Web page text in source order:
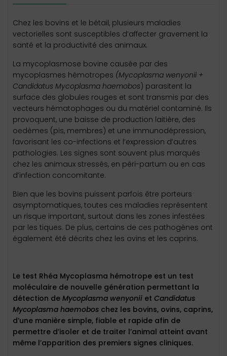
Chez les bovins et le bétail, plusieurs maladies
vectorielles sont susceptibles d’affecter gravement la
santé et la productivité des animaux.
La mycoplasmose bovine causée par des
mycoplasmes hémotropes (Mycoplasma wenyonii +
Candidatus Mycoplasma haemobos) parasitent la
surface des globules rouges et sont transmis par des
vecteurs hématophages ou du matériel contaminé. Ils
provoquent, une baisse de production laitière, des
oedèmes (pis, membres) et une immunodépression,
favorisant les co-infections et l’expression d’autres
pathologies. Les signes sont souvent plus marqués
chez les animaux stressés, en péri-partum ou en cas
d’infection concomitante.
Bien que les bovins puissent parfois être porteurs
asymptomatiques, toutes ces maladies représentent
un risque important, surtout dans les zones infestées
par les tiques. De plus, certains de ces pathogènes ont
également été décrits chez les ovins et les caprins.
Le test Rhéa Mycoplasma hémotrope est un test
moléculaire de nouvelle génération permettant la
détection de Mycoplasma wenyonii et Candidatus
Mycoplasma haemobos chez les bovins, ovins, caprins,
d’une manière simple, fiable et rapide afin de
permettre d’isoler et de traiter l’animal atteint avant
même l’apparition des premiers signes cliniques.